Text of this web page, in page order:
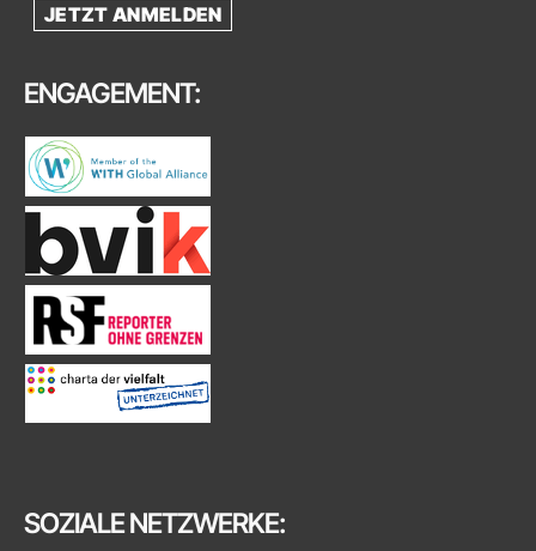
JETZT ANMELDEN
ENGAGEMENT:
SOZIALE NETZWERKE: